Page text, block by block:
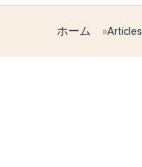
ホーム Articles